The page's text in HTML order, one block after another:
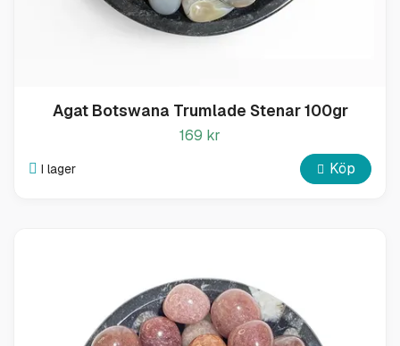
Agat Botswana Trumlade Stenar 100gr
169 kr
I lager Köp